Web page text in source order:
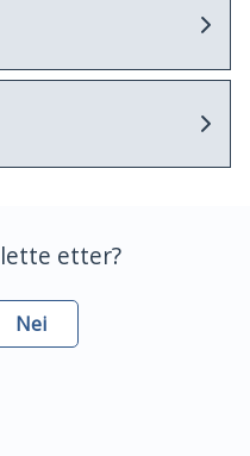
etter?
Nei